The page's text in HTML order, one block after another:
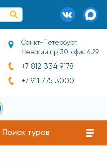
Санкт-Петербург,
Невский пр. 30, офис 4.29
+7 812 334 9178
+7 911 775 3000
Поиск туров